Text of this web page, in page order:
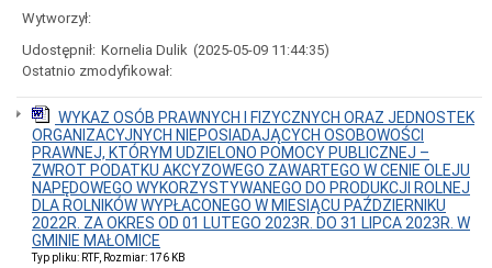
Inne
Koncesje
alkoholowe
Gospodarowanie
odpadami
komunalnymi
Wybory
Wybory
Prezydenta
Rzeczypospolitej
Polskiej
2025
Wytworzył:
Udostępnił: Kornelia Dulik (2025-05-09 11:44:35)
Ostatnio zmodyfikował:
WYKAZ OSÓB PRAWNYCH I FIZYCZNYCH ORAZ JEDNOSTEK
ORGANIZACYJNYCH NIEPOSIADAJĄCYCH OSOBOWOŚCI
PRAWNEJ, KTÓRYM UDZIELONO POMOCY PUBLICZNEJ –
ZWROT PODATKU AKCYZOWEGO ZAWARTEGO W CENIE OLEJU
NAPĘDOWEGO WYKORZYSTYWANEGO DO PRODUKCJI ROLNEJ
DLA ROLNIKÓW WYPŁACONEGO W MIESIĄCU PAŹDZIERNIKU
2022R. ZA OKRES OD 01 LUTEGO 2023R. DO 31 LIPCA 2023R. W
GMINIE MAŁOMICE
Typ pliku: RTF, Rozmiar: 176 KB